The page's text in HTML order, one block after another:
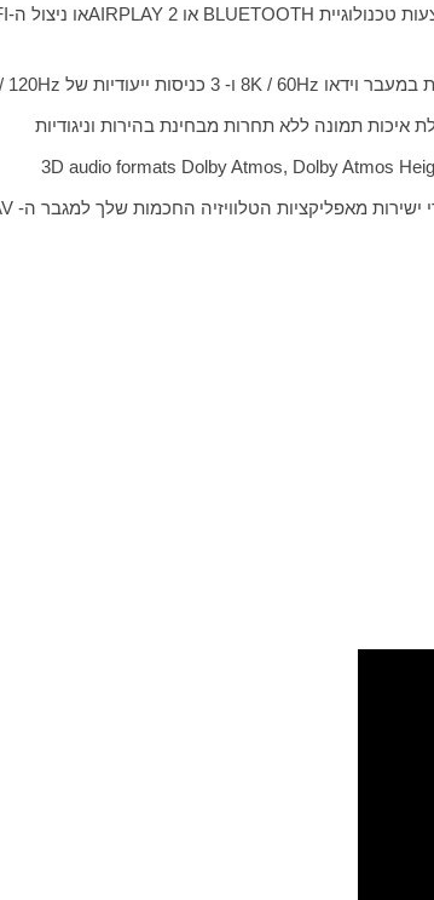
טכנולוגיית BLUETOOTH או AIRPLAY 2או ניצול ה-
במעבר וידאו K / 60Hz8 ו- 3 כניסות ייעודיות של 120Hz
איכות תמונה ללא תחרות מבחינת בהירות וניגודיות
3D audio formats Dolby Atmos, Dolby Atmos
מאפליקציות הטלוויזיה החכמות שלך למגבר ה-